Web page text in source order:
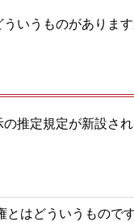
いうものがあります
推定規定が新設され
とはどういうもので